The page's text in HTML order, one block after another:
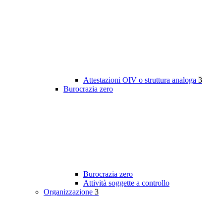
Attestazioni OIV o struttura analoga 3
Burocrazia zero
Burocrazia zero
Attività soggette a controllo
Organizzazione 3